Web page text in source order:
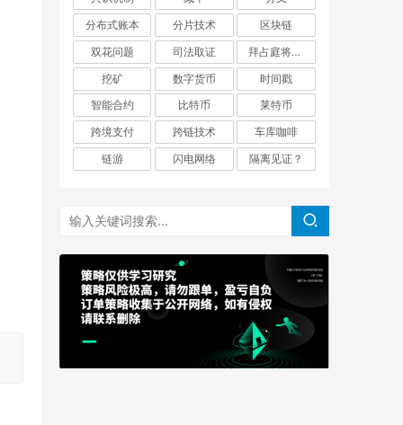
分布式账本
分片技术
区块链
双花问题
司法取证
拜占庭将军问题
挖矿
数字货币
时间戳
智能合约
比特币
莱特币
跨境支付
跨链技术
车库咖啡
链游
闪电网络 隔离见证？